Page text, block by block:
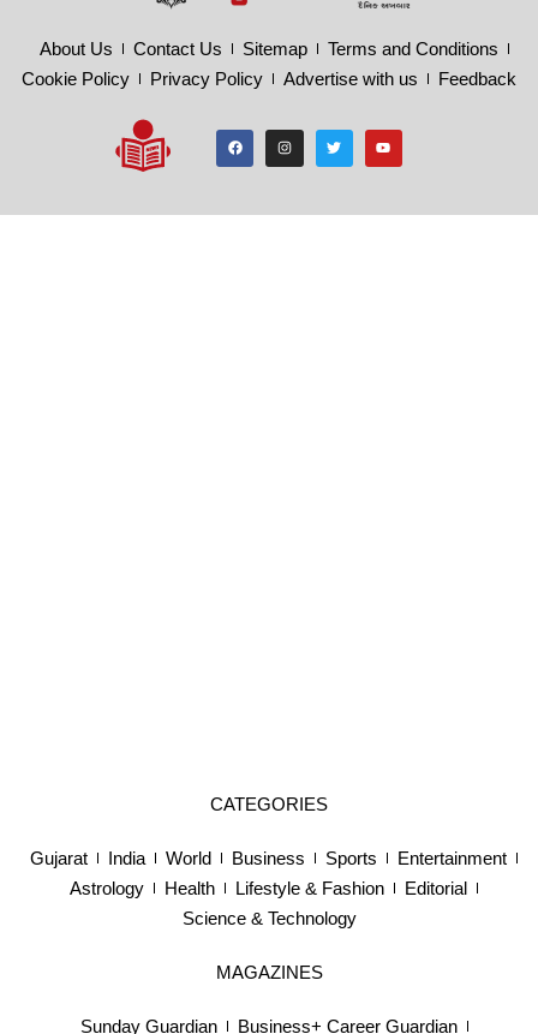
About Us Contact Us Sitemap
Terms and Conditions
Cookie Policy
Privacy Policy Advertise with us Feedback
CATEGORIES
Gujarat India World Business Sports
Entertainment
Astrology
Health Lifestyle & Fashion
Editorial
Science & Technology
MAGAZINES
Sunday Guardian Business+ Career Guardian